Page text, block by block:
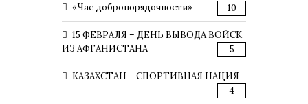
«Час добропорядочности» 10
15 ФЕВРАЛЯ – ДЕНЬ ВЫВОДА ВОЙСК
ИЗ АФГАНИСТАНА
5
КАЗАХСТАН – СПОРТИВНАЯ НАЦИЯ
4